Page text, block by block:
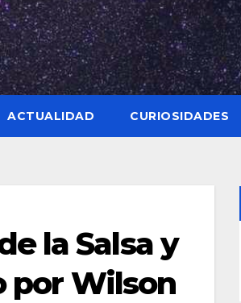
ACTUALIDAD CURIOSIDADES
la Salsa y
por Wilson